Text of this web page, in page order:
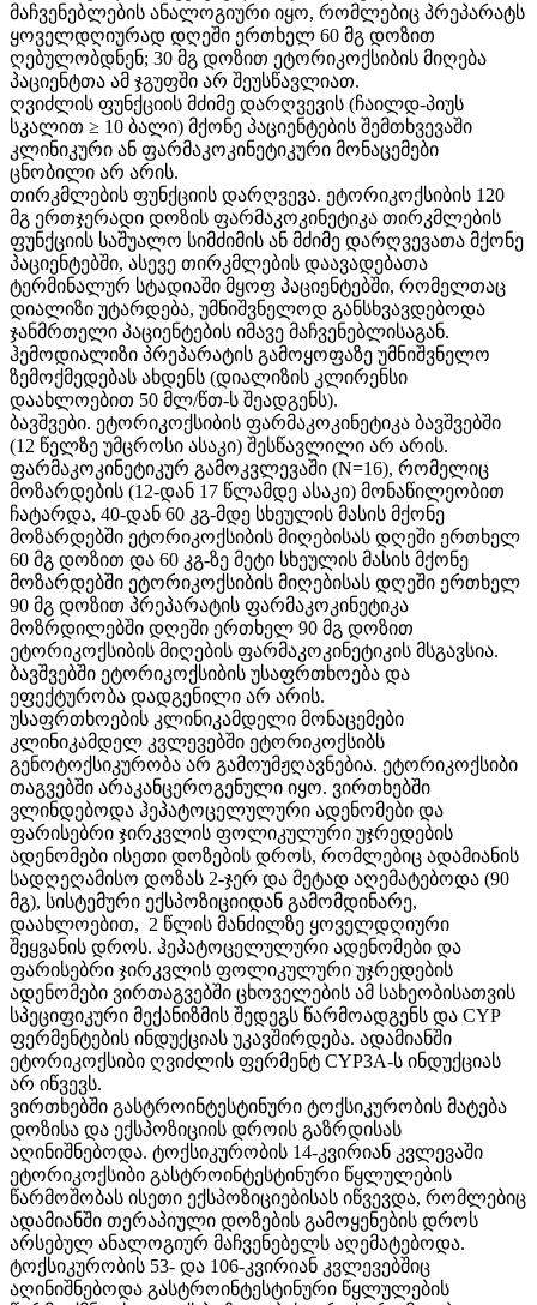
მაჩვენებლების ანალოგიური იყო, რომლებიც პრეპარატს
ყოველდღიურად დღეში ერთხელ 60 მგ დოზით
ღებულობდნენ; 30 მგ დოზით ეტორიკოქსიბის მიღება
პაციენტთა ამ ჯგუფში არ შეუსწავლიათ.
ღვიძლის ფუნქციის მძიმე დარღვევის (ჩაილდ-პიუს
სკალით ≥ 10 ბალი) მქონე პაციენტების შემთხვევაში
კლინიკური ან ფარმაკოკინეტიკური მონაცემები
ცნობილი არ არის.
თირკმლების ფუნქციის დარღვევა. ეტორიკოქსიბის 120
მგ ერთჯერადი დოზის ფარმაკოკინეტიკა თირკმლების
ფუნქციის საშუალო სიმძიმის ან მძიმე დარღვევათა მქონე
პაციენტებში, ასევე თირკმლების დაავადებათა
ტერმინალურ სტადიაში მყოფ პაციენტებში, რომელთაც
დიალიზი უტარდება, უმნიშვნელოდ განსხვავდებოდა
ჯანმრთელი პაციენტების იმავე მაჩვენებლისაგან.
ჰემოდიალიზი პრეპარატის გამოყოფაზე უმნიშვნელო
ზემოქმედებას ახდენს (დიალიზის კლირენსი
დაახლოებით 50 მლ/წთ-ს შეადგენს).
ბავშვები. ეტორიკოქსიბის ფარმაკოკინეტიკა ბავშვებში
(12 წელზე უმცროსი ასაკი) შესწავლილი არ არის.
ფარმაკოკინეტიკურ გამოკვლევაში (N=16), რომელიც
მოზარდების (12-დან 17 წლამდე ასაკი) მონაწილეობით
ჩატარდა, 40-დან 60 კგ-მდე სხეულის მასის მქონე
მოზარდებში ეტორიკოქსიბის მიღებისას დღეში ერთხელ
60 მგ დოზით და 60 კგ-ზე მეტი სხეულის მასის მქონე
მოზარდებში ეტორიკოქსიბის მიღებისას დღეში ერთხელ
90 მგ დოზით პრეპარატის ფარმაკოკინეტიკა
მოზრდილებში დღეში ერთხელ 90 მგ დოზით
ეტორიკოქსიბის მიღების ფარმაკოკინეტიკის მსგავსია.
ბავშვებში ეტორიკოქსიბის უსაფრთხოება და
ეფექტურობა დადგენილი არ არის.
უსაფრთხოების კლინიკამდელი მონაცემები
კლინიკამდელ კვლევებში ეტორიკოქსიბს
გენოტოქსიკურობა არ გამოუმჟღავნებია. ეტორიკოქსიბი
თაგვებში არაკანცეროგენული იყო. ვირთხებში
ვლინდებოდა ჰეპატოცელულური ადენომები და
ფარისებრი ჯირკვლის ფოლიკულური უჯრედების
ადენომები ისეთი დოზების დროს, რომლებიც ადამიანის
სადღეღამისო დოზას 2-ჯერ და მეტად აღემატებოდა (90
მგ), სისტემური ექსპოზიციიდან გამომდინარე,
დაახლოებით, 2 წლის მანძილზე ყოველდღიური
შეყვანის დროს. ჰეპატოცელულური ადენომები და
ფარისებრი ჯირკვლის ფოლიკულური უჯრედების
ადენომები ვირთაგვებში ცხოველების ამ სახეობისათვის
სპეციფიკური მექანიზმის შედეგს წარმოადგენს და CYP
ფერმენტების ინდუქციას უკავშირდება. ადამიანში
ეტორიკოქსიბი ღვიძლის ფერმენტ CYP3A-ს ინდუქციას
არ იწვევს.
ვირთხებში გასტროინტესტინური ტოქსიკურობის მატება
დოზისა და ექსპოზიციის დროის გაზრდისას
აღინიშნებოდა. ტოქსიკურობის 14-კვირიან კვლევაში
ეტორიკოქსიბი გასტროინტესტინური წყლულების
წარმოშობას ისეთი ექსპოზიციებისას იწვევდა, რომლებიც
ადამიანში თერაპიული დოზების გამოყენების დროს
არსებულ ანალოგიურ მაჩვენებელს აღემატებოდა.
ტოქსიკურობის 53- და 106-კვირიან კვლევებშიც
აღინიშნებოდა გასტროინტესტინური წყლულების